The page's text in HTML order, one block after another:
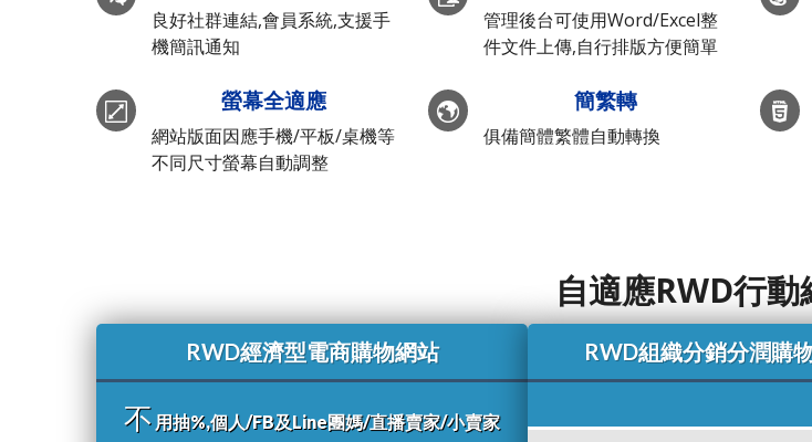
良好社群連結,會員系統,支援手
機簡訊通知
螢幕全適應
網站版面因應手機/平板/桌機等
不同尺寸螢幕自動調整
管理後台可使用Word/Excel整
件文件上傳,自行排版方便簡單
簡繁轉
俱備簡體繁體自動轉換
自適應RWD行
RWD經濟型電商購物網站
不 用抽%,個人/FB及Line團媽/直播賣家/小賣家
RWD組織分銷分潤購